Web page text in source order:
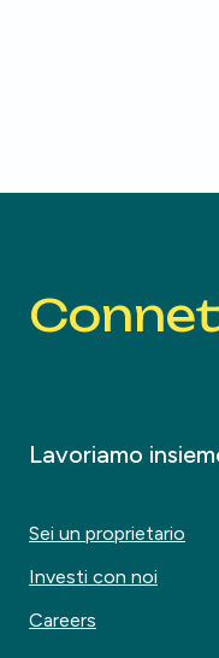
Lavoriamo
Sei un proprietario
Investi con noi
Careers